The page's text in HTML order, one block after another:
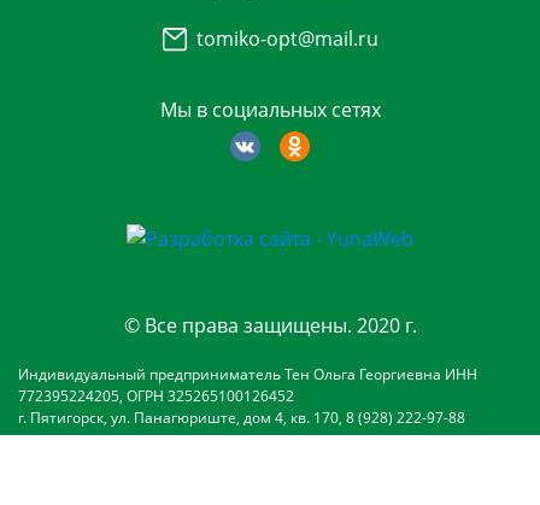
Мы в социальных сетях
tomiko-opt@mail.ru
© Все права защищены. 2020 г.
Индивидуальный предприниматель Тен Ольга Георгиевна ИНН
772395224205, ОГРН 325265100126452
г. Пятигорск, ул. Панагюриште, дом 4, кв. 170, 8 (928) 222-97-88